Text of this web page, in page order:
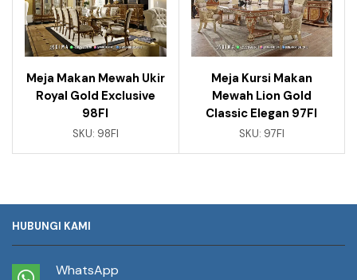
Meja Makan Mewah Ukir
Royal Gold Exclusive
98FI
SKU: 98FI
Meja Kursi Makan
Mewah Lion Gold
Classic Elegan 97FI
SKU: 97FI
HUBUNGI KAMI
WhatsApp